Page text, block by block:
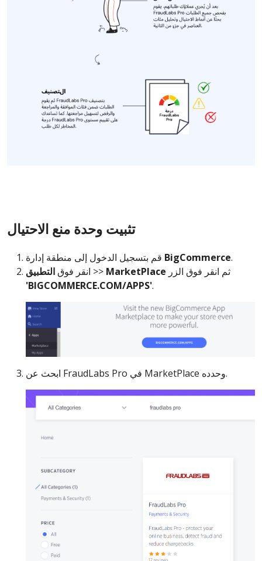
تثبيت وحدة منع الاحتيال
BigCommerce.
انقر فوقالتطبيق >> MarketPlace ثم انقر فوق الزر
'BIGCOMMERCE.COM/APPS'.
ابحث عن FraudLabs Pro في MarketPlace وحدده.